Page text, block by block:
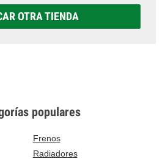
OTRA TIENDA
populares
Frenos
Radiadores